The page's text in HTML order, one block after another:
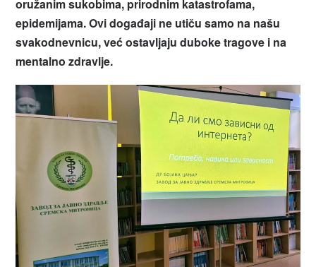
oružanim sukobima, prirodnim katastrofama,
epidemijama. Ovi događaji ne utiču samo na našu
svakodnevnicu, već ostavljaju duboke tragove i na
mentalno zdravlje.